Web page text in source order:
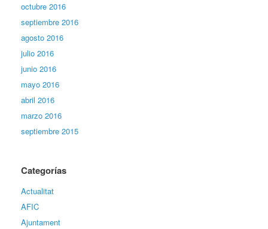
octubre 2016
septiembre 2016
agosto 2016
julio 2016
junio 2016
mayo 2016
abril 2016
marzo 2016
septiembre 2015
Categorías
Actualitat
AFIC
Ajuntament